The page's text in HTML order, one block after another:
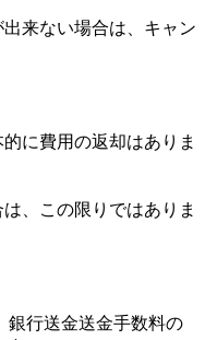
来ない場合は、キャン
に費用の返却はありま
、この限りではありま
銀行送金送金手数料の